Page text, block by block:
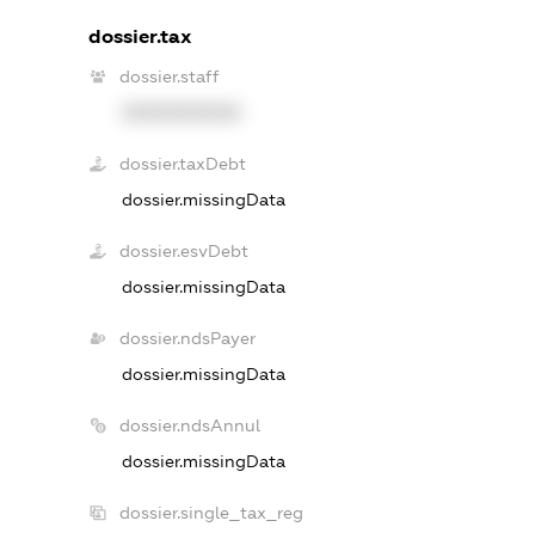
dossier.tax
dossier.staff
dossier.taxDebt
dossier.missingData
dossier.esvDebt
dossier.missingData
dossier.ndsPayer
dossier.missingData
dossier.ndsAnnul
dossier.missingData
dossier.single_tax_reg